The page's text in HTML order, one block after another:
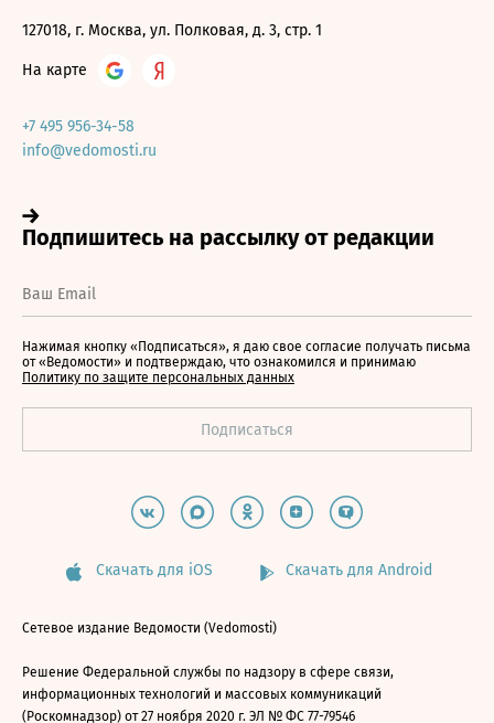
127018, г. Москва, ул. Полковая, д. 3, стр. 1
На карте
+7 495 956-34-58
info@vedomosti.ru
Нажимая кнопку «Подписаться», я даю свое согласие получать письма
от «Ведомости» и подтверждаю, что ознакомился и принимаю
Политику по защите персональных данных
Скачать для iOS Скачать для Android
Сетевое издание Ведомости (Vedomosti)
Решение Федеральной службы по надзору в сфере связи,
информационных технологий и массовых коммуникаций
(Роскомнадзор) от 27 ноября 2020 г. ЭЛ № ФС 77-79546